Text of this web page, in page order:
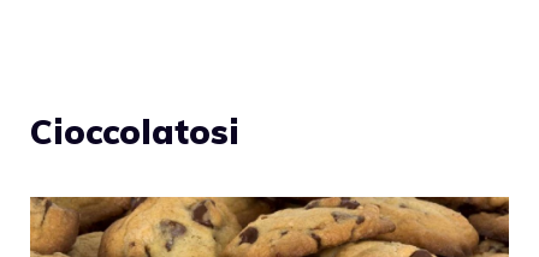
Cioccolatosi